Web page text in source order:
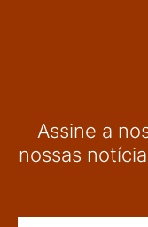
Assine a
nossas